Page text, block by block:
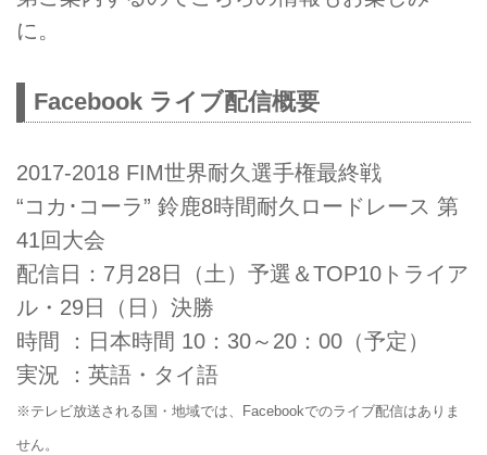
に。
Facebook ライブ配信概要
2017-2018 FIM世界耐久選手権最終戦
“コカ･コーラ” 鈴鹿8時間耐久ロードレース 第
41回大会
配信日：7月28日（土）予選＆TOP10トライア
ル・29日（日）決勝
時間 ：日本時間 10：30～20：00（予定）
実況 ：英語・タイ語
※テレビ放送される国・地域では、Facebookでのライブ配信はありま
せん。